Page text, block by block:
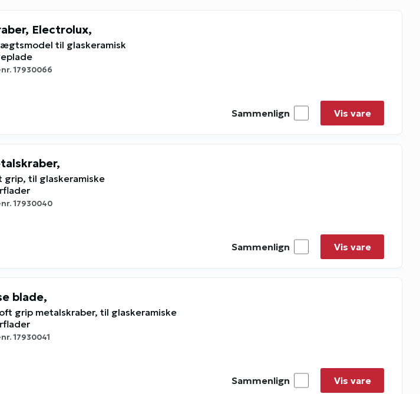
Electrolux,
til glaskeramisk
17930066
Sammenlign Vis vare
grip, til glaskeramiske
17930040
Sammenlign Vis vare
blade,
grip metalskraber, til glaskeramiske
17930041
Sammenlign Vis vare